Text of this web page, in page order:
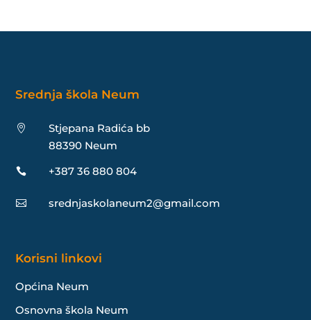
Srednja škola Neum

Stjepana Radića bb
88390 Neum
 +387 36 880 804
 srednjaskolaneum2@gmail.com
Korisni linkovi
Općina Neum
Osnovna škola Neum